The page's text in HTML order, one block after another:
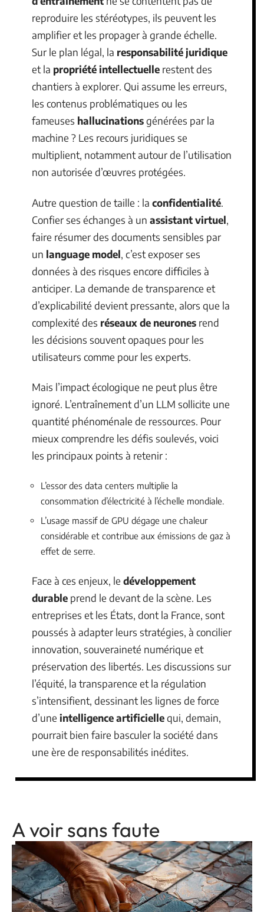
reproduire les stéréotypes, ils peuvent les
amplifier et les propager à grande échelle.
Sur le plan légal, la responsabilité juridique
et la propriété intellectuelle restent des
chantiers à explorer. Qui assume les erreurs,
les contenus problématiques ou les
fameuses hallucinationsgénérées par la
machine ? Les recours juridiques se
multiplient, notamment autour de l’utilisation
non autorisée d’œuvres protégées.
Autre question de taille : la confidentialité.
Confier ses échanges à un assistant virtuel,
faire résumer des documents sensibles par
un language model, c’est exposer ses
données à des risques encore difficiles à
anticiper. La demande de transparence et
d’explicabilité devient pressante, alors que la
complexité des réseaux de neurones rend
les décisions souvent opaques pour les
utilisateurs comme pour les experts.
Mais l’impact écologique ne peut plus être
ignoré. L’entraînement d’un LLM sollicite une
quantité phénoménale de ressources. Pour
mieux comprendre les défis soulevés, voici
les principaux points à retenir :
L’essor des data centers multiplie la
consommation d’électricité à l’échelle mondiale.
L’usage massif de GPU dégage une chaleur
considérable et contribue aux émissions de gaz à
effet de serre.
Face à ces enjeux, le développement
durable prend le devant de la scène. Les
entreprises et les États, dont la France, sont
poussés à adapter leurs stratégies, à concilier
innovation, souveraineté numérique et
préservation des libertés. Les discussions sur
l’équité, la transparence et la régulation
s’intensifient, dessinant les lignes de force
d’une intelligence artificiellequi, demain,
pourrait bien faire basculer la société dans
une ère de responsabilités inédites.
A voir sans faute